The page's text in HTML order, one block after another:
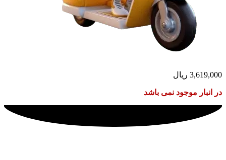
3,619,000 ریال
در انبار موجود نمی باشد